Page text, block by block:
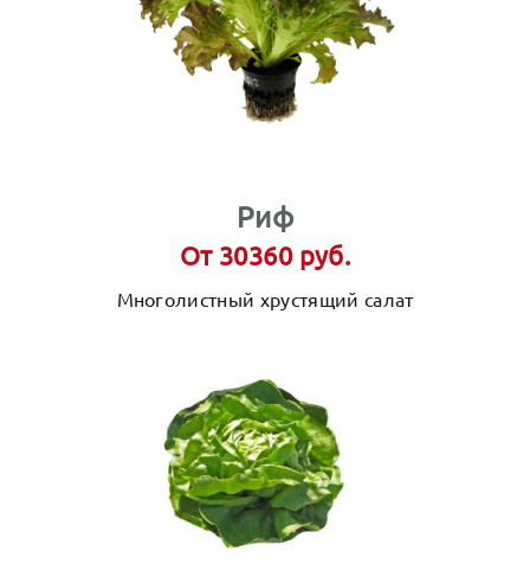
Риф
От 30360 руб.
Многолистный хрустящий салат